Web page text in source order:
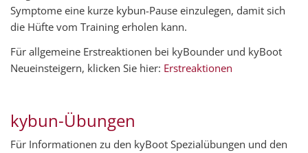
Symptome eine kurze kybun-Pause einzulegen, damit sich
die Hüfte vom Training erholen kann.
Für allgemeine Erstreaktionen bei kyBounder und kyBoot
Neueinsteigern, klicken Sie hier: Erstreaktionen
kybun-Übungen
Für Informationen zu den kyBoot Spezialübungen und den